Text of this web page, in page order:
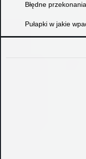
Błędne
Pułapki w jakie